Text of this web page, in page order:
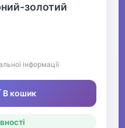
золотий
інформації
В кошик